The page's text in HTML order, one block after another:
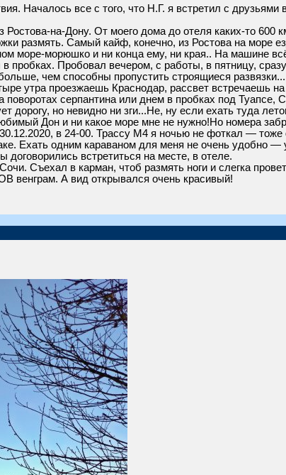
Началось все с того, что Н.Г. я встретил с
на-Дону. От моего дома до отеля каких-то 600
размять. Самый кайф, конечно, из Ростова на море
море-морюшко и ни конца ему, ни края.. На машине
пробках. Пробовал вечером, с работы, в пятницу,
чем способны пропустить строящиеся
утра проезжаешь Краснодар, рассвет встречаешь
серпантина или днем в пробках под Туапсе,
дорогу, но невидно ни зги...Не, ну если ехать туда
Дон и ни какое море мне не нужно!Но номера
в 24-00. Трассу М4 я ночью не фоткал — тоже
Ехать одним караваном для меня не очень удобно —
встретиться на месте, в отеле.
Съехал в карман, чтоб размять ноги и слегка
венграм. А вид открывался очень красивый!